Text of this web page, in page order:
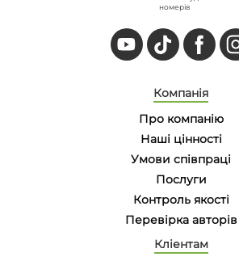
номерів
Компанія
Про компанію
Наші цінності
Умови співпраці
Послуги
Контроль якості
Перевірка авторів
Кліентам